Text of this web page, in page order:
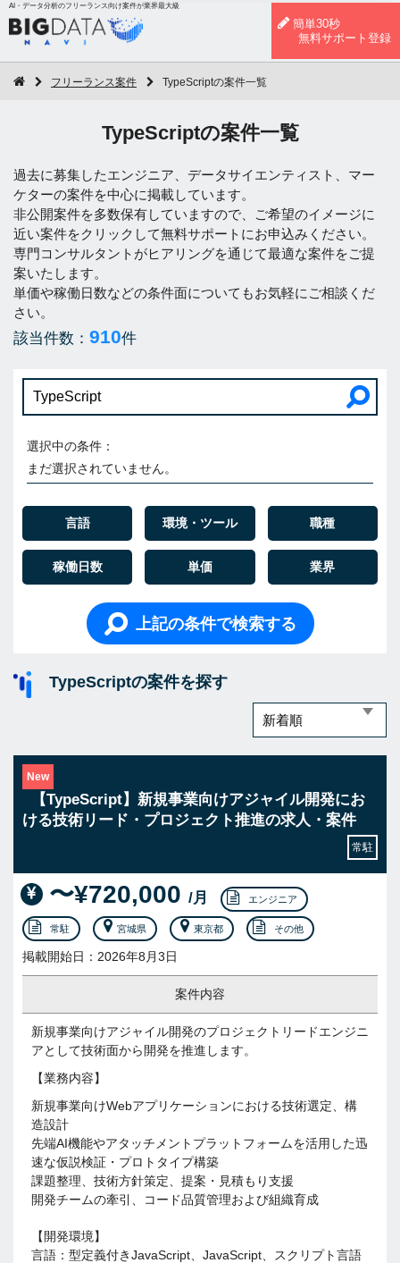
AI・データ分析のフリーランス向け案件が業界最大級
簡単30秒
無料サポート登録
フリーランス案件 TypeScriptの案件一覧
TypeScriptの案件一覧
過去に募集したエンジニア、データサイエンティスト、マー
ケターの案件を中心に掲載しています。
非公開案件を多数保有していますので、ご希望のイメージに
近い案件をクリックして無料サポートにお申込みください。
専門コンサルタントがヒアリングを通じて最適な案件をご提
案いたします。
単価や稼働日数などの条件面についてもお気軽にご相談くだ
さい。
該当件数： 910件
選択中の条件：
まだ選択されていません。
言語 環境・ツール 職種
稼働日数 単価 業界
上記の条件で検索する
TypeScriptの案件を探す
New
【TypeScript】新規事業向けアジャイル開発にお
ける技術リード・プロジェクト推進の求人・案件
常駐
〜¥720,000 /月 エンジニア
常駐 宮城県 東京都 その他
掲載開始日：2026年8月3日
案件内容
新規事業向けアジャイル開発のプロジェクトリードエンジニ
アとして技術面から開発を推進します。
【業務内容】
新規事業向けWebアプリケーションにおける技術選定、構
造設計
先端AI機能やアタッチメントプラットフォームを活用した迅
速な仮説検証・プロトタイプ構築
課題整理、技術方針策定、提案・見積もり支援
開発チームの牽引、コード品質管理および組織育成
【開発環境】
言語：型定義付きJavaScript、JavaScript、スクリプト言語